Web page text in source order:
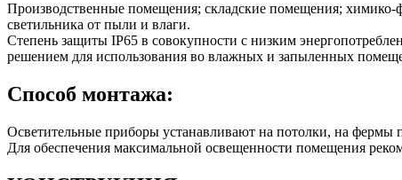
Производственные помещения; складские помещения;
светильника от пыли и влаги.
Степень защиты IP65 в совокупности с низким
решением для использования во влажных и запыленных
Способ монтажа:
Осветительные приборы устанавливают на потолки, на фермы
Для обеспечения максимальной освещенности помещения